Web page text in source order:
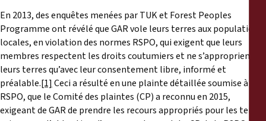
En 2013, des enquêtes menées par TUK et Forest Peoples
Programme ont révélé que GAR vole leurs terres aux populations
locales, en violation des normes RSPO, qui exigent que leurs
membres respectent les droits coutumiers et ne s’approprient
leurs terres qu’avec leur consentement libre, informé et
préalable.[1] Ceci a résulté en une plainte détaillée soumise à la
RSPO, que le Comité des plaintes (CP) a reconnu en 2015,
exigeant de GAR de prendre les recours appropriés pour les terres